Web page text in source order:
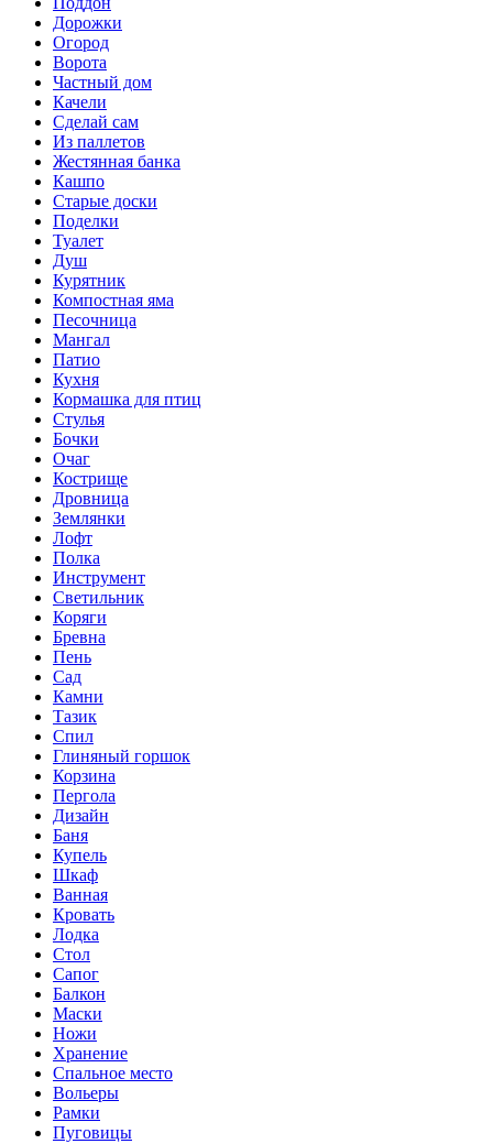
Дорожки
Огород
Ворота
Частный дом
Качели
Сделай сам
Из паллетов
Жестянная банка
Кашпо
Старые доски
Поделки
Туалет
Душ
Курятник
Компостная яма
Песочница
Мангал
Патио
Кухня
Кормашка для птиц
Стулья
Бочки
Очаг
Кострище
Дровница
Землянки
Лофт
Полка
Инструмент
Светильник
Коряги
Бревна
Пень
Сад
Камни
Тазик
Спил
Глиняный горшок
Корзина
Пергола
Дизайн
Баня
Купель
Шкаф
Ванная
Кровать
Лодка
Стол
Сапог
Балкон
Маски
Ножи
Хранение
Спальное место
Вольеры
Рамки
Пуговицы